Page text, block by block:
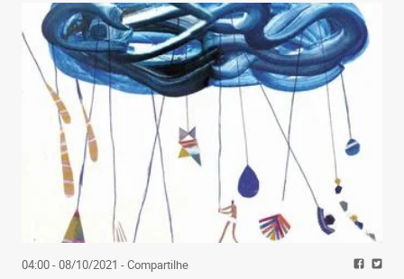
04:00 - 08/10/2021 - Compartilhe